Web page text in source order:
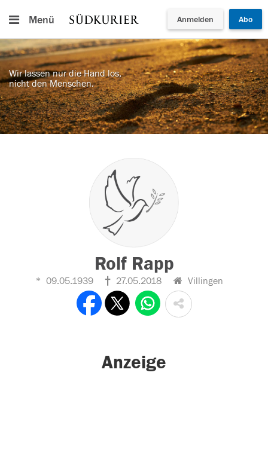
Menü Anmelden Abo
Wir lassen nur die Hand los,
nicht den Menschen.
Rolf Rapp
09.05.1939 27.05.2018 Villingen
Anzeige